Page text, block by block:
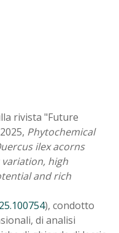
rivista "Future
Phytochemical
ilex acorns
high
and rich
), condotto
di analisi